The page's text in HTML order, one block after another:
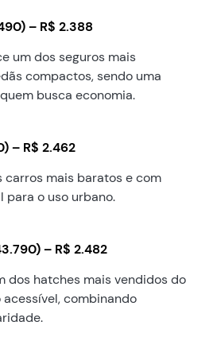
– R$ 2.388
um dos seguros mais
compactos, sendo uma
busca economia.
– R$ 2.462
carros mais baratos e com
para o uso urbano.
– R$ 2.482
dos hatches mais vendidos do
acessível, combinando